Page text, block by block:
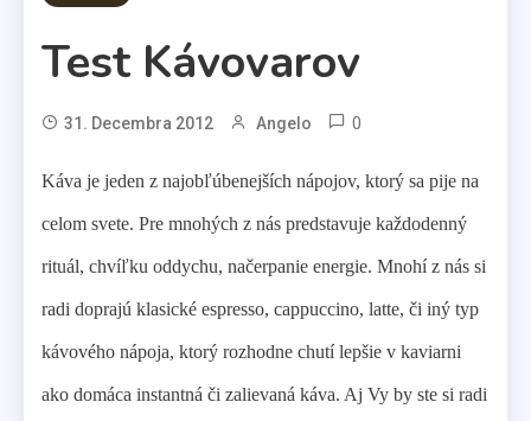
Test Kávovarov
31. Decembra 2012 Angelo 0
Káva je jeden z najobľúbenejších nápojov, ktorý sa pije na
celom svete. Pre mnohých z nás predstavuje každodenný
rituál, chvíľku oddychu, načerpanie energie. Mnohí z nás si
radi doprajú klasické espresso, cappuccino, latte, či iný typ
kávového nápoja, ktorý rozhodne chutí lepšie v kaviarni
ako domáca instantná či zalievaná káva. Aj Vy by ste si radi